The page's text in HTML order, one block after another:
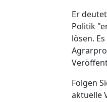
Er
Politik
lösen.
Folgen
aktuelle